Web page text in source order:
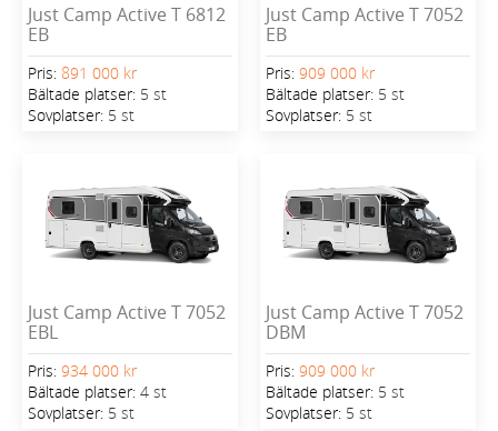
Just Camp Active T 6812
EB
Pris: 891 000 kr
Bältade platser: 5 st
Sovplatser: 5 st
Just Camp Active T 7052
EB
Pris: 909 000 kr
Bältade platser: 5 st
Sovplatser: 5 st
Just Camp Active T 7052
EBL
Pris: 934 000 kr
Bältade platser: 4 st
Sovplatser: 5 st
Just Camp Active T 7052
DBM
Pris: 909 000 kr
Bältade platser: 5 st
Sovplatser: 5 st